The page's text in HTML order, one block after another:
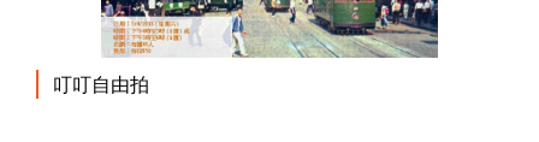
叮叮自由拍